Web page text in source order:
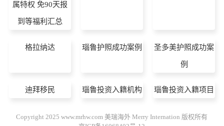
属特权 免90天报
到等福利汇总
格拉纳达 瑙鲁护照成功案例 圣多美护照成功案
例
迪拜移民 瑙鲁投资入籍机构 瑙鲁投资入籍项目
Copyright 2025 www.mrhw.com 美瑞海外 Merry Internation 版权所有